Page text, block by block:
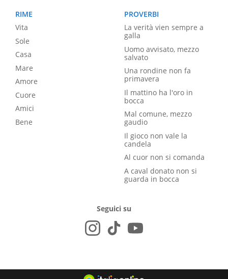
RIME
Vita
Sole
Casa
Mare
Amore
Cuore
Amici
Bene
PROVERBI
La verità vien sempre a
galla
Uomo avvisato, mezzo
salvato
Una rondine non fa
primavera
Il mattino ha l'oro in
bocca
Mal comune, mezzo
gaudio
Il gioco non vale la
candela
Al cuor non si comanda
A caval donato non si
guarda in bocca
Seguici su